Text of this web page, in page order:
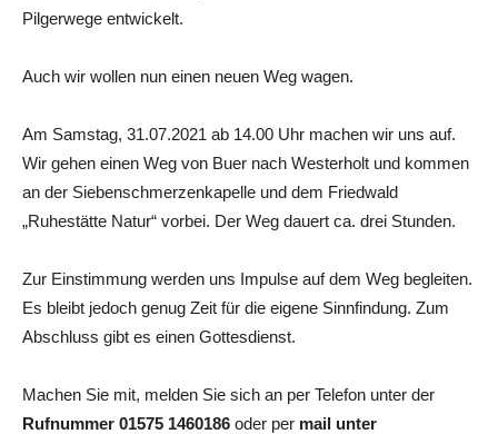
Pilgerwege entwickelt.
Auch wir wollen nun einen neuen Weg wagen.
Am Samstag, 31.07.2021 ab 14.00 Uhr machen wir uns auf.
Wir gehen einen Weg von Buer nach Westerholt und kommen
an der Siebenschmerzenkapelle und dem Friedwald
„Ruhestätte Natur“ vorbei. Der Weg dauert ca. drei Stunden.
Zur Einstimmung werden uns Impulse auf dem Weg begleiten.
Es bleibt jedoch genug Zeit für die eigene Sinnfindung. Zum
Abschluss gibt es einen Gottesdienst.
Machen Sie mit, melden Sie sich an per Telefon unter der
Rufnummer 01575 1460186 oder per mail unter